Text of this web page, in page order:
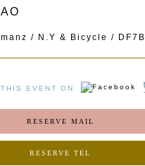
/ N.Y & Bicycle / DF7B
EVENT ON
RESERVE MAIL
RESERVE TEL